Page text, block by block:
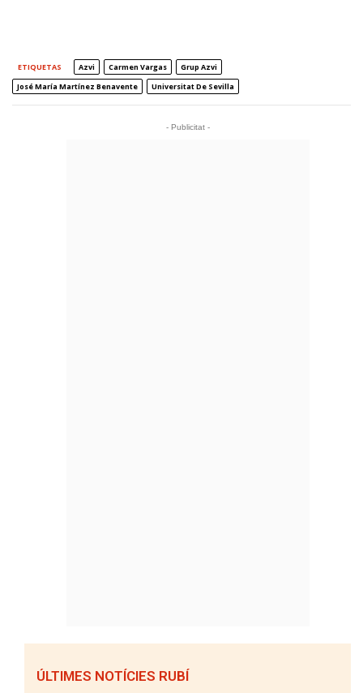
ETIQUETAS Azvi Carmen Vargas
Grup Azvi
José María Martínez Benavente
Universitat De Sevilla
- Publicitat -
ÚLTIMES NOTÍCIES RUBÍ